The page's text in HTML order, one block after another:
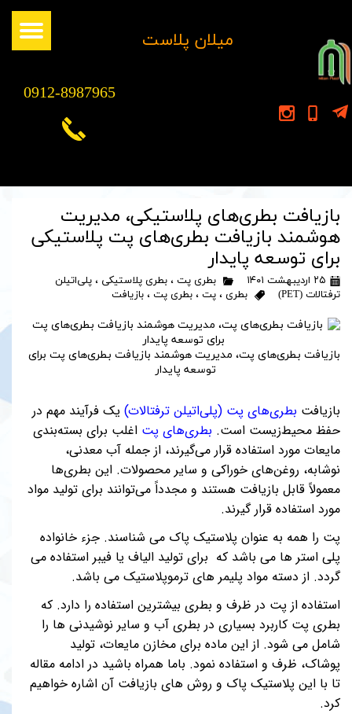
​میلان پلاست
0912-8987965
بازیافت بطری‌های پلاستیکی، مدیریت
هوشمند بازیافت بطری‌های پت پلاستیکی
برای توسعه پایدار
۲۵ اردیبهشت ۱۴۰۱ بطری پت ، بطری پلاستیکی ، پلی‌اتیلن
ترفتالات (PET)
بطری ، پت ، بطری پت ، بازیافت
بازیافت بطری‌های پت، مدیریت هوشمند بازیافت بطری‌های پت برای
توسعه پایدار
بازیافت بطری‌های پت (پلی‌اتیلن ترفتالات) یک فرآیند مهم در
حفظ محیط‌زیست است. بطری‌های پت اغلب برای بسته‌بندی
مایعات مورد استفاده قرار می‌گیرند، از جمله آب معدنی،
نوشابه، روغن‌های خوراکی و سایر محصولات. این بطری‌ها
معمولاً قابل بازیافت هستند و مجدداً می‌توانند برای تولید مواد
مورد استفاده قرار گیرند.
پت را همه به عنوان پلاستیک پاک می شناسند. جزء خانواده
پلی استر ها می باشد که برای تولید الیاف یا فیبر استفاده می
گردد. از دسته مواد پلیمر های ترموپلاستیک می باشد.
استفاده از پت در ظرف و بطری بیشترین استفاده را دارد. که
بطری پت کاربرد بسیاری در بطری آب و سایر نوشیدنی ها را
شامل می شود. از این ماده برای مخازن مایعات، تولید
پوشاک، ظرف و استفاده نمود. باما همراه باشید در ادامه مقاله
تا با این پلاستیک پاک و روش های بازیافت آن اشاره خواهیم
کرد.